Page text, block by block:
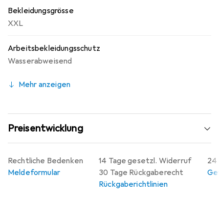
Bekleidungsgrösse
XXL
Arbeitsbekleidungsschutz
Wasserabweisend
Mehr anzeigen
Preisentwicklung
14 Tage gesetzl. Widerruf
30 Tage Rückgaberecht
Rückgaberichtlinien
24
Rechtliche Bedenken
Meldeformular